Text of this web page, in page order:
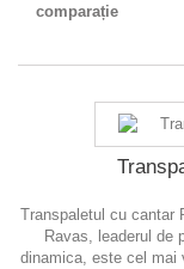
comparație
Transpaletul cu cantar
Ravas, leaderul de
dinamica, este cel mai